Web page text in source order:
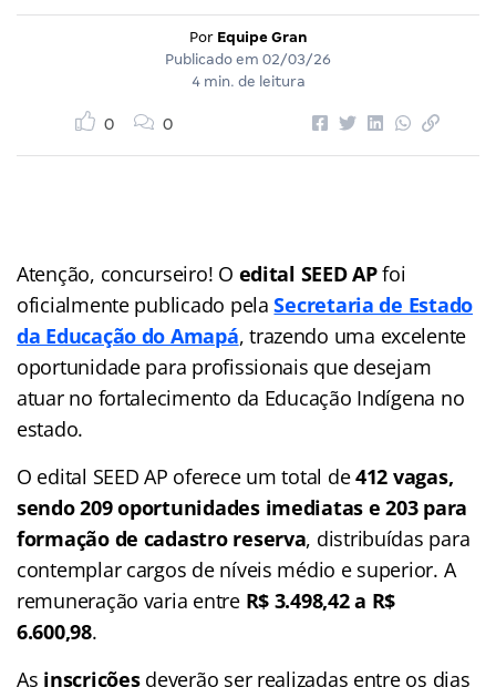
Por Equipe Gran
Publicado em 02/03/26
4 min. de leitura
0 0
Atenção, concurseiro! O edital SEED APfoi
oficialmente publicado pelaSecretaria de Estado
da Educação do Amapá, trazendo uma excelente
oportunidade para profissionais que desejam
atuar no fortalecimento da Educação Indígena no
estado.
O edital SEED AP oferece um total de412 vagas,
sendo 209 oportunidades imediatas e 203 para
formação de cadastro reserva, distribuídas para
contemplar cargos de níveis médio e superior. A
remuneração varia entre R$ 3.498,42 a R$
6.600,98.
As inscrições deverão ser realizadas entre os dias